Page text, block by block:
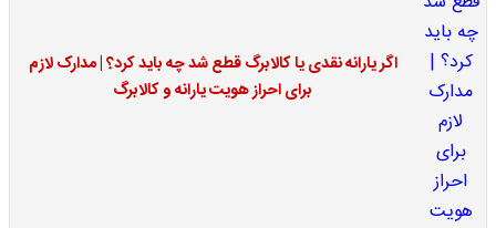
اگر یارانه نقدی یا کالابرگ قطع شد چه باید کرد؟ | مدارک لازم
برای احراز هویت یارانه و کالابرگ